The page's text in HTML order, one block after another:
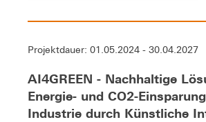
Projektdauer: 01.05.2024 - 30.04.2027
AI4GREEN - Nachhaltige
Energie- und CO2-
Industrie durch Künstliche